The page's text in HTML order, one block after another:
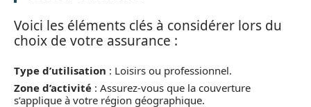
Voici les éléments clés à considérer lors du
choix de votre assurance :
Type d’utilisation : Loisirs ou professionnel.
Zone d’activité : Assurez-vous que la couverture
s’applique à votre région géographique.